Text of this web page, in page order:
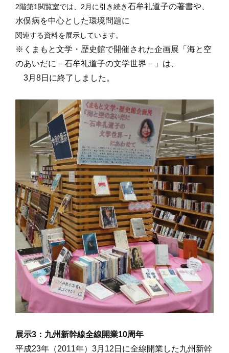
2階第1閲覧室では、 2月に引き続き石牟礼道子の著書や、
水俣病を中心とした環境問題に
関連する資料を展示しています。
※くまもと文学・歴史館で開催された企画展「海と空
のあいだに－石牟礼道子の文学世界－」は、
3月8日に終了しました。
展示3：九州新幹線全線開業10周年
平成23年（2011年）3月12日に全線開業した九州新幹